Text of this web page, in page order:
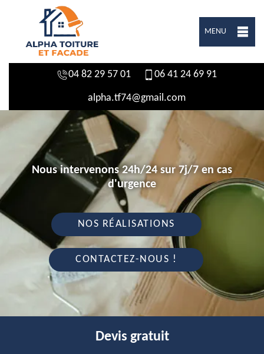
MENU
04 82 29 57 01 06 41 24 69 91
alpha.tf74@gmail.com
Nous intervenons 24h/24 sur 7j/7 en cas
d'urgence
NOS RÉALISATIONS
CONTACTEZ-NOUS !
Devis gratuit